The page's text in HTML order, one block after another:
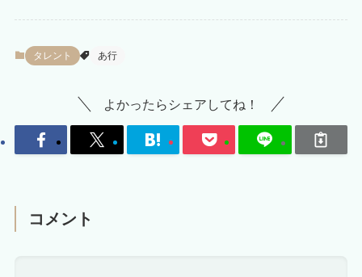
タレント あ行
よかったらシェアしてね！
コメント